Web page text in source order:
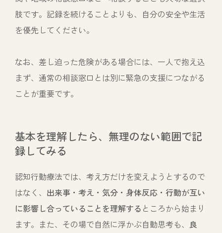
肢です。記録を続けることよりも、自分の安全や生活
を優先してください。
なお、差し迫った危険がある場合には、一人で抱え込
まず、通常の相談窓口とは別に緊急の支援につながる
ことが重要です。
基本を理解したら、無理のない範囲で記
録してみる
認知行動療法では、考え方だけを変えようとするので
はなく、 出来事・考え・気分・身体反応・行動が互い
に影響し合っていることを理解する ところから始まり
ます。また、その場で自然に浮かぶ自動思考も、 良